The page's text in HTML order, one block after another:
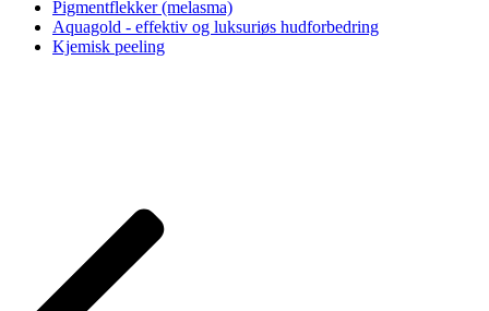
Pigmentflekker (melasma)
Aquagold - effektiv og luksuriøs hudforbedring
Kjemisk peeling